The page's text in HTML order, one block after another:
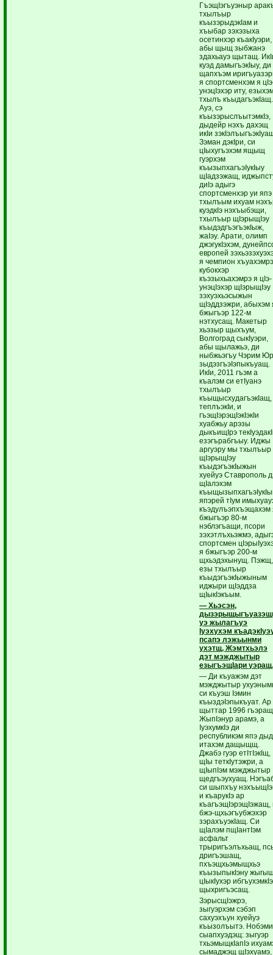
ГъэщIэгъуэныр
тхылъыр
къызэрыдэкIам и
хъыбар зэхэзыха
осетинхэр къакIуэри,
абы щыщ зыбжанэ
здахьауэ щытащ.
куэд дамыгъэкIыу, ди
щапхъэм
я спортсменхэм я
унэцIэхэр иту,
тхылъ къыдагъэкIащ.
Ауэ, сэ
къызэрыслъытэмкIэ,
дыдейр нэхъ дахэщ
икIи
Зэман дэкIри, си
цIыхугъэхэм ящыщ
гуэрхэм
къызыпхагъэIукIыу
щIадзэжащ,
диIэ адыгэ
спортсменхэр уи япэ
тхылъым ихуам
куэдкIэ нэхъыбэщи,
тхылъыр щIэрыщIэу
къыдэдгъэгъэкIыж,
жаIэу. Арати, олимп
джэгукIэхэм,
европей
я чемпион
кубокхэр
къэзыхьахэмрэ я цIэ-
унэцIэхэр щIэрыщIэу
зэхуэхьэсыжын
щIэддзэжри, абыхэм
бжыгъэр 122-м
нэтхусащ. Макетыр
хьэзыр щыхъум,
Волгоград сыкIуэри,
абы щылажьэ, ди
ныбжьэгъу Чэрим
зыдэзгъэIэпыкъуащ.
ИкIи, 2011 гъэм а
къалэм си етIуанэ
тхылъыр
къыщысхудагъэкIащ,
теплъэкIи, и
гъэщIэрэщIэкIэкIи
хуабжьу арэзы
дыкъищIрэ
езэгърабгъыу. Иджы
аргуэру мы тхылъыр
щIэрыщIэу
къыдэгъэкIыжын
хуейуэ Ставрополь
щIалэхэм
япэрей тIум
къэдулъэпхъэщахэм
бжыгъэр 80-м
нэблэгъащи, псори
зэхэтлъхьэжмэ,
спортсмен
я бжыгъэр 200-м
щхьэдэхынущ. Пэжщ,
езы тхылъыр
къыдэгъэкIыжыным
иджыри щIэддза
щIыкIэкъым.
— Хьэсэн,
уэ жылагъуэ
Iуэхухэм
псапэ лэжьынми
ухэтщ, Жэмтхьэлэ
дэт мэжджытыр
езыгъэщIари
— Ди къуажэм дэт
мэжджытыр
си къуэш Iэмин
къыздэIэпыкъуат. Ар
щыттар 1996
ЖыпIэнур арамэ, а
IуэхумкIэ ди
республикэм япэ
итахэм дащыщщ.
Джабэ гуэр етIтIэкIщ,
щIы теткIутэжри, а
щIыпIэм мэжджытыр
щедгъэухуащ.
си шыпхъу
и къарукIэ ар
къагъэщIэрэщIэжащ,
бжэ-щхьэгъубжэхэр
зэрахъуэкIащ. Си
щIалэм пщIантIэм
асфальт
трыригъэлъхьащ,
дригъэшащ,
пхъэщхьэмыщхьэ
къызыпыкIэну
цIыкIухэр ибгъухэмкIэ
щыхригъэсащ.
ЗэрысщIэжрэ,
зыгуэрхэм сэбэп
сахуэхъун хуейуэ
къызолъытэ. Нобэми
сыапхуэдэщ: зыгуэр
тхьэмыщкIапIэ
сымаджэщ щIэхуамэ,